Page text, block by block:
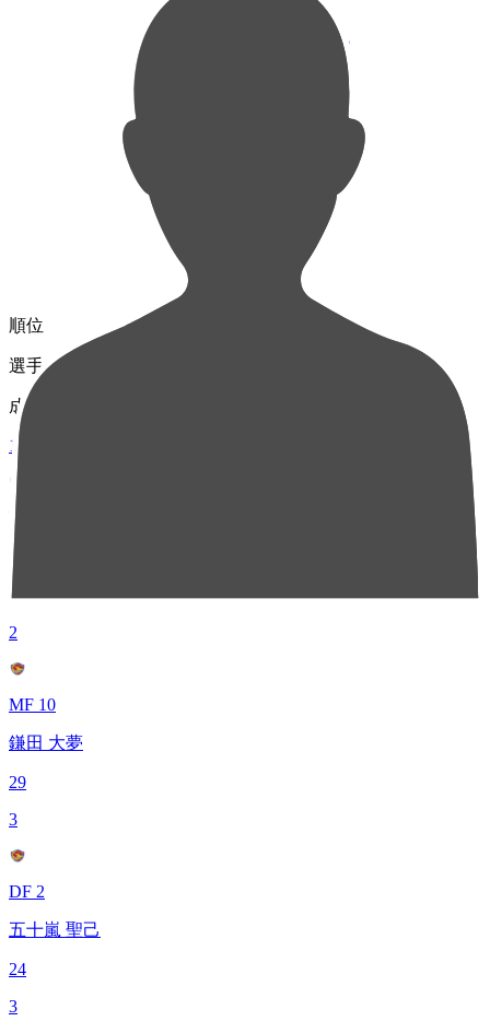
順位
選手名
成績
1
MF 8
武田 英寿
40
2
MF 10
鎌田 大夢
29
3
DF 2
五十嵐 聖己
24
3